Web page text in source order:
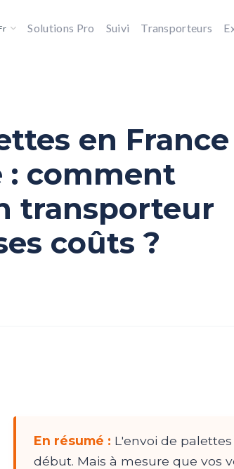
Solutions Pro Suivi Transporteurs
en France
: comment
transporteur
coûts ?
En résumé : L'envoi de
début. Mais à mesure que vos